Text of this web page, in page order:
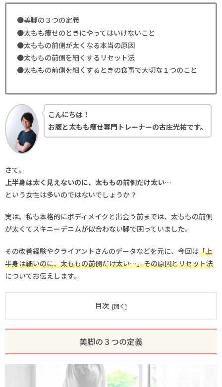
●美脚の３つの定義
●太もも痩せのときにやってはいけないこと
●太ももの前側が太くなる本当の原因
●太ももの前側を細くするリセット法
●太ももの前側を細くするときの食事で大切な１つのこと
こんにちは！
お腹と太もも痩せ専門トレーナーの古庄光祐です。
さて。
上半身は太く見えないのに、太ももの前側だけ太い…
という女性は多いのではないでしょうか？
実は、私も本格的にボディメイクと出会う前までは、太ももの前側
が太くてスキニーデニムが似合わない脚で困っていました。
その改善経験やクライアントさんのデータなどを元に、今回は「上
半身は細いのに、太ももの前側だけ太い…」その原因とリセット法
についてお伝えします。
目次
美脚の３つの定義